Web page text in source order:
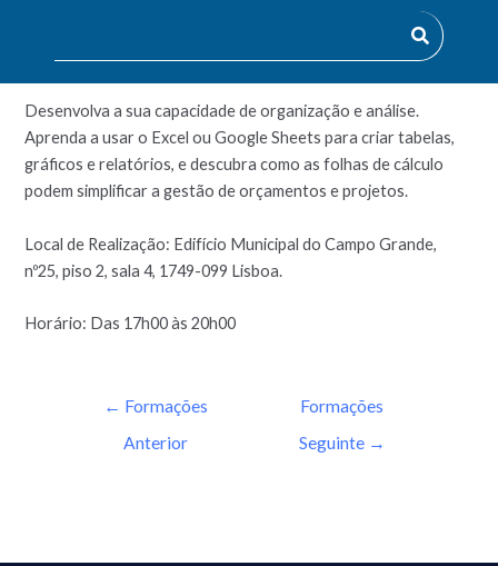
INCLUSÃO DIGITAL: REALIZAR TABELAS
CÁLCULO
Desenvolva a sua capacidade de organização e análise.
Aprenda a usar o Excel ou Google Sheets para criar tabelas,
gráficos e relatórios, e descubra como as folhas de cálculo
podem simplificar a gestão de orçamentos e projetos.
Local de Realização: Edifício Municipal do Campo Grande,
nº25, piso 2, sala 4, 1749-099 Lisboa.
Horário: Das 17h00 às 20h00
← Formações
Anterior
Formações
Seguinte →